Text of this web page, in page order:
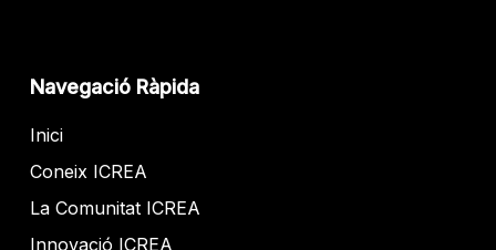
Navegació Ràpida
Inici
Coneix ICREA
La Comunitat ICREA
Innovació ICREA